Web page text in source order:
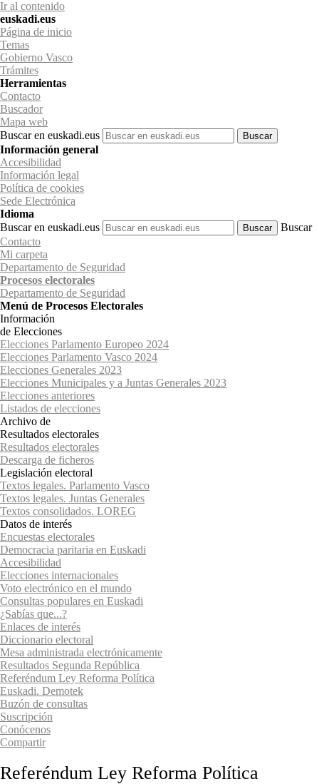
Ir al contenido
euskadi.eus
Página de inicio
Temas
Gobierno Vasco
Trámites
Herramientas
Contacto
Buscador
Mapa web
Buscar en euskadi.eus
Información general
Accesibilidad
Información legal
Política de cookies
Sede Electrónica
Idioma
Buscar en euskadi.eus
Buscar
Contacto
Mi carpeta
Departamento de Seguridad
Procesos electorales
Departamento de Seguridad
Menú de Procesos Electorales
Información
de Elecciones
Elecciones Parlamento Europeo 2024
Elecciones Parlamento Vasco 2024
Elecciones Generales 2023
Elecciones Municipales y a Juntas Generales 2023
Elecciones anteriores
Listados de elecciones
Archivo de
Resultados electorales
Resultados electorales
Descarga de ficheros
Legislación electoral
Textos legales. Parlamento Vasco
Textos legales. Juntas Generales
Textos consolidados. LOREG
Datos de interés
Encuestas electorales
Democracia paritaria en Euskadi
Accesibilidad
Elecciones internacionales
Voto electrónico en el mundo
Consultas populares en Euskadi
¿Sabías que...?
Enlaces de interés
Diccionario electoral
Mesa administrada electrónicamente
Resultados Segunda República
Referéndum Ley Reforma Política
Euskadi. Demotek
Buzón de consultas
Suscripción
Conócenos
Compartir
Referéndum Ley Reforma Política